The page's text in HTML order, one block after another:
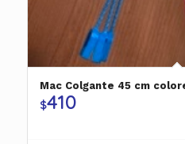
Mac Colgante 45 cm
$410